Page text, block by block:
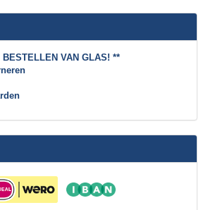
BESTELLEN VAN GLAS! **